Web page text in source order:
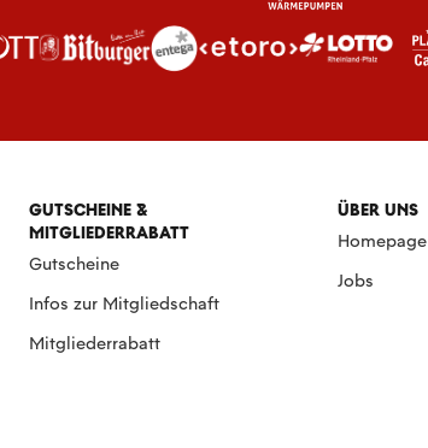
GUTSCHEINE &
MITGLIEDERRABATT
Gutscheine
Infos zur Mitgliedschaft
Mitgliederrabatt
ÜBER UNS
Homepage
Jobs